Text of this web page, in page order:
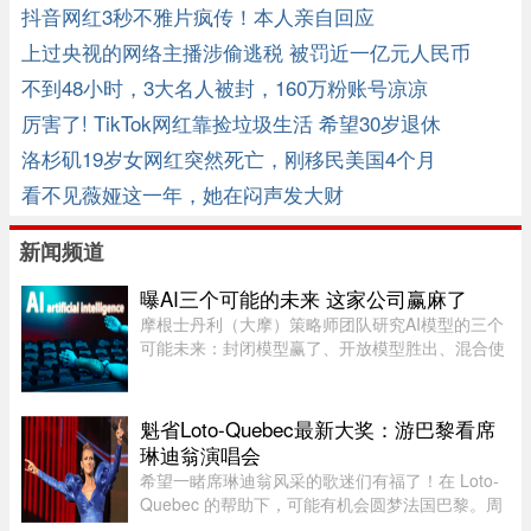
抖音网红3秒不雅片疯传！本人亲自回应
上过央视的网络主播涉偷逃税 被罚近一亿元人民币
不到48小时，3大名人被封，160万粉账号凉凉
厉害了! TikTok网红靠捡垃圾生活 希望30岁退休
洛杉矶19岁女网红突然死亡，刚移民美国4个月
看不见薇娅这一年，她在闷声发大财
新闻频道
曝AI三个可能的未来 这家公司赢麻了
摩根士丹利（大摩）策略师团队研究AI模型的三个
可能未来：封闭模型赢了、开放模型胜出、混合使
布的分析研究，指出AI市场 ...
魁省Loto-Quebec最新大奖：游巴黎看席
琳迪翁演唱会
希望一睹席琳迪翁风采的歌迷们有福了！在 Loto-
Quebec 的帮助下，可能有机会圆梦法国巴黎。周